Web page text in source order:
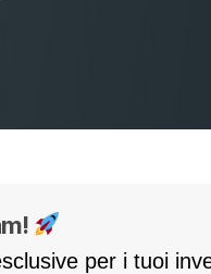
per i tuoi